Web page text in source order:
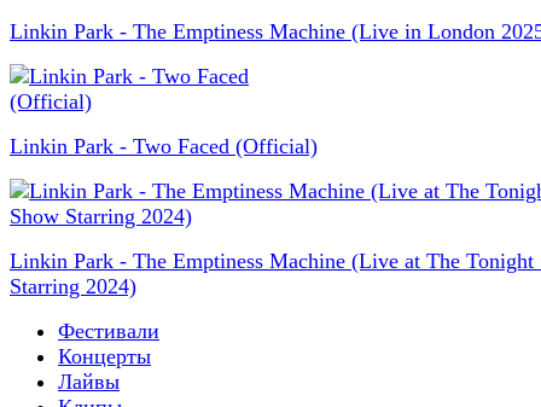
Linkin Park - The Emptiness Machine (Live in London
Linkin Park - Two Faced (Official)
Linkin Park - The Emptiness Machine (Live at The Tonight
Starring 2024)
Фестивали
Концерты
Лайвы